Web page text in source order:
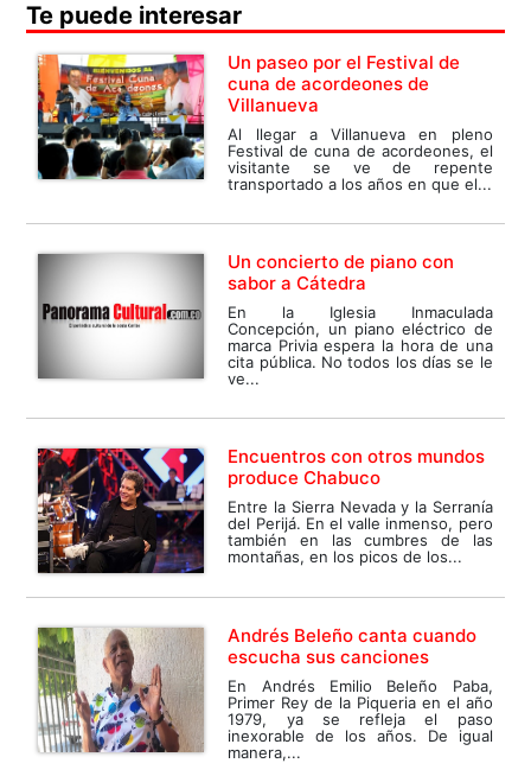
Te puede interesar
Un paseo por el Festival de
cuna de acordeones de
Villanueva
Al llegar a Villanueva en pleno
Festival de cuna de acordeones, el
visitante se ve de repente
transportado a los años en que el...
Un concierto de piano con
sabor a Cátedra
En la Iglesia Inmaculada
Concepción, un piano eléctrico de
marca Privia espera la hora de una
cita pública. No todos los días se le
ve...
Encuentros con otros mundos
produce Chabuco
Entre la Sierra Nevada y la Serranía
del Perijá. En el valle inmenso, pero
también en las cumbres de las
montañas, en los picos de los...
Andrés Beleño canta cuando
escucha sus canciones
En Andrés Emilio Beleño Paba,
Primer Rey de la Piqueria en el año
1979, ya se refleja el paso
inexorable de los años. De igual
manera,...